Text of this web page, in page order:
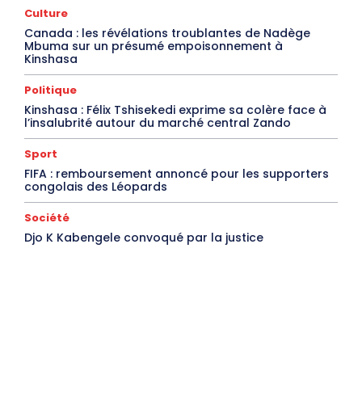
Culture
Canada : les révélations troublantes de Nadège
Mbuma sur un présumé empoisonnement à
Kinshasa
Politique
Kinshasa : Félix Tshisekedi exprime sa colère face à
l’insalubrité autour du marché central Zando
Sport
FIFA : remboursement annoncé pour les supporters
congolais des Léopards
Société
Djo K Kabengele convoqué par la justice